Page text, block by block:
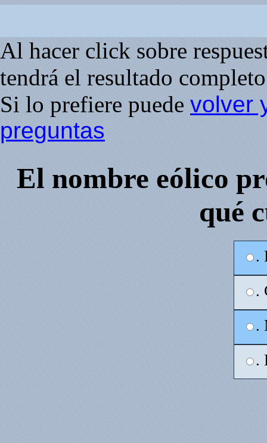
Al hacer click sobre
tendrá el resultado
Si lo prefiere puede volver
preguntas
El nombre eólico
qué
.
.
.
.